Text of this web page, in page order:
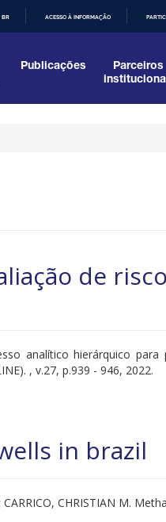
BR ACESSO À INFORMAÇÃO
Publicações
Parceiros
de
analítico hierárquico
, v.27, p.939 - 946, 2022.
in brazil
CARRICO, CHRISTIAN M.